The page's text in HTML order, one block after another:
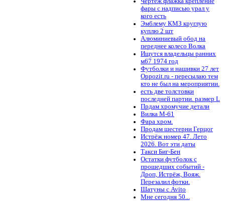
фары с надписью урал у
кого есть
Эмблему КМЗ круглую
куплю 2 шт
Алюминиевый обод на
переднее колесо Волка
Ищутся владельцы ранних
м67 1974 год
Футболки и нашивки 27 лет
Oppozit.ru - пересылаю тем
кто не был на мероприятии.
есть две толстовки
последней партии. размер L
Прдам хромучие детали
Вилка М-61
Фара хром.
Продам шестерни Герцог
Истрёж номер 47. Лето
2026. Вот эти даты
Такси Биг-Бен
Остатки футболок с
прошедших событий -
Дроп, Истрёж, Вояж.
Перезалил фотки.
Шатуны с Avito
Мне сегодня 50...